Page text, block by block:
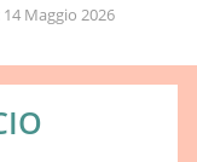
Maggio 2026